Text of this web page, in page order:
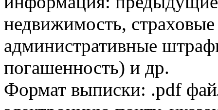
недвижимость,
административные
погашенность) и др.
Формат выписки: .pdf